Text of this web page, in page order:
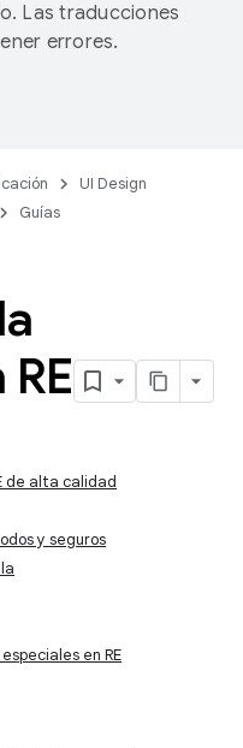
Las traducciones
errores.
UI Design
Guías
de alta calidad
y seguros
en RE